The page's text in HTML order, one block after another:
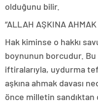
olduğunu bilir.
“ALLAH AŞKINA AHMAK
Hak kiminse o hakkı
boynunun borcudur. Bu
iftiralarıyla, uydurma
aşkına ahmak davası
önce milletin sandıktan